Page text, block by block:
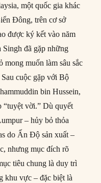
một quốc gia khác
Đông, trên cơ sở
được ký kết vào năm
Singh đã gặp những
mong muốn làm sâu sắc
cuộc gặp với Bộ
bin Hussein,
“tuyệt vời.” Dù quyết
– hủy bỏ thỏa
do Ấn Độ sản xuất –
nhưng mục đích rõ
tiêu chung là duy trì
khu vực – đặc biệt là